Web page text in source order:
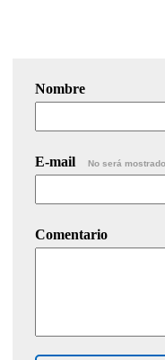
Nombre
E-mail No será mostrado.
Comentario